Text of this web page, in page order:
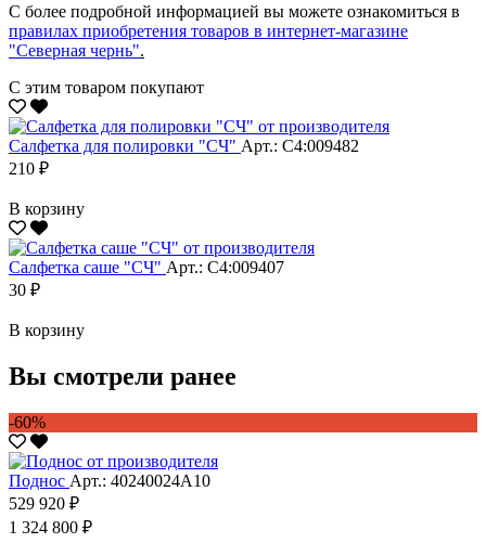
С более подробной информацией вы можете ознакомиться в
правилах приобретения товаров в интернет-магазине
"Северная чернь".
С этим товаром покупают
Салфетка для полировки "CЧ" Арт.: С4:009482
210 ₽
В корзину
Салфетка саше "CЧ" Арт.: С4:009407
30 ₽
В корзину
Вы смотрели ранее
-60%
Поднос Арт.: 40240024А10
529 920 ₽
1 324 800 ₽